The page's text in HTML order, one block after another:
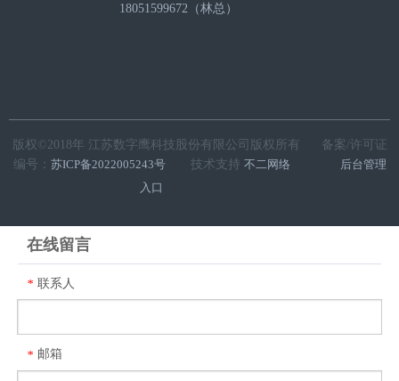
18051599672（林总）
版权©2018年 江苏数字鹰科技股份有限公司版权所有 备案/许可证
编号： 苏ICP备2022005243号技术支持 不二网络
后台管理
入口
在线留言
* 联系人
* 邮箱